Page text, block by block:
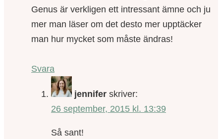
Genus är verkligen ett intressant ämne och ju
mer man läser om det desto mer upptäcker
man hur mycket som måste ändras!
Svara
jennifer skriver:
26 september, 2015 kl. 13:39
Så sant!